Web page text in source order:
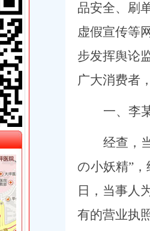
品安全、刷
虚假宣传等
步发挥舆论
广大消费者
一、李
经查，
の小妖精”
日，当事人
有的营业执